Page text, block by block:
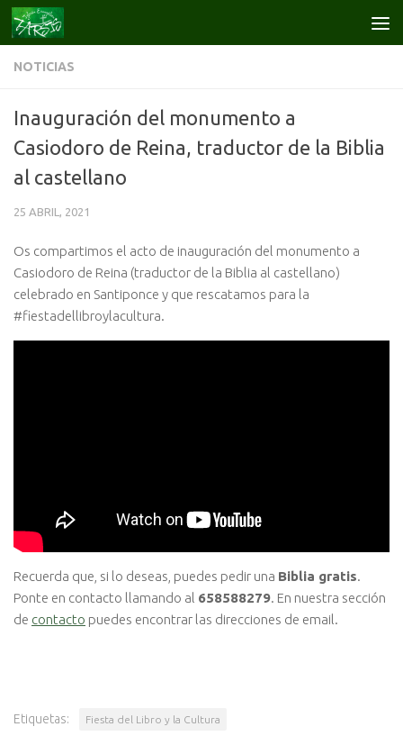
Saltar al contenido
NOTICIAS
Inauguración del monumento a
Casiodoro de Reina, traductor de la Biblia
al castellano
25 ABRIL, 2021
Os compartimos el acto de inauguración del monumento a
Casiodoro de Reina (traductor de la Biblia al castellano)
celebrado en Santiponce y que rescatamos para la
#fiestadellibroylacultura.
Recuerda que, si lo deseas, puedes pedir una Biblia gratis.
Ponte en contacto llamando al 658588279. En nuestra sección
de contacto puedes encontrar las direcciones de email.
Etiquetas: Fiesta del Libro y la Cultura